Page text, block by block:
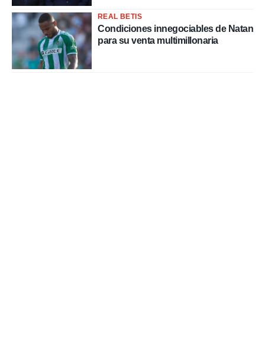
REAL BETIS
Condiciones innegociables de Natan
para su venta multimillonaria